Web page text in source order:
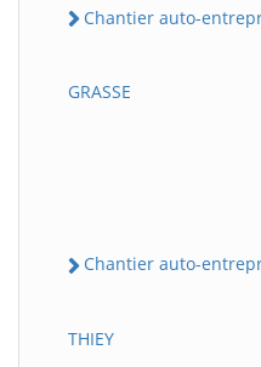
Chantier auto-
GRASSE
Chantier auto-
THIEY